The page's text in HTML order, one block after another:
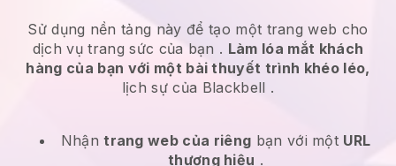
Sử dụng nền tảng này để tạo một trang web cho
dịch vụ trang sức của bạn . Làm lóa mắt khách
hàng của bạn với một bài thuyết trình khéo léo,
lịch sự của Blackbell .
Nhậntrang web của riêng bạn với một URL
thương hiệu .